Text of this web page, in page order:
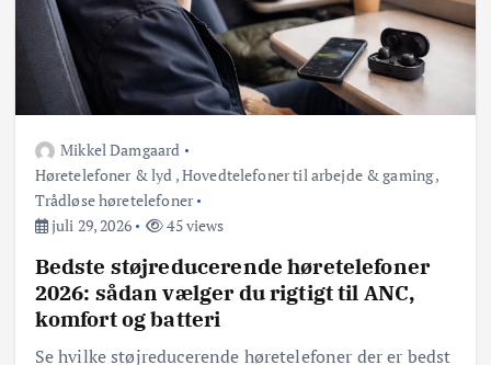
Mikkel Damgaard
Høretelefoner & lyd ,Hovedtelefoner til arbejde & gaming,
Trådløse høretelefoner
juli 29, 2026
45 views
Bedste støjreducerende høretelefoner
2026: sådan vælger du rigtigt til ANC,
komfort og batteri
Se hvilke støjreducerende høretelefoner der er bedst